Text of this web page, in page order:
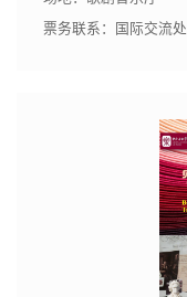
票务联系：国际交流处